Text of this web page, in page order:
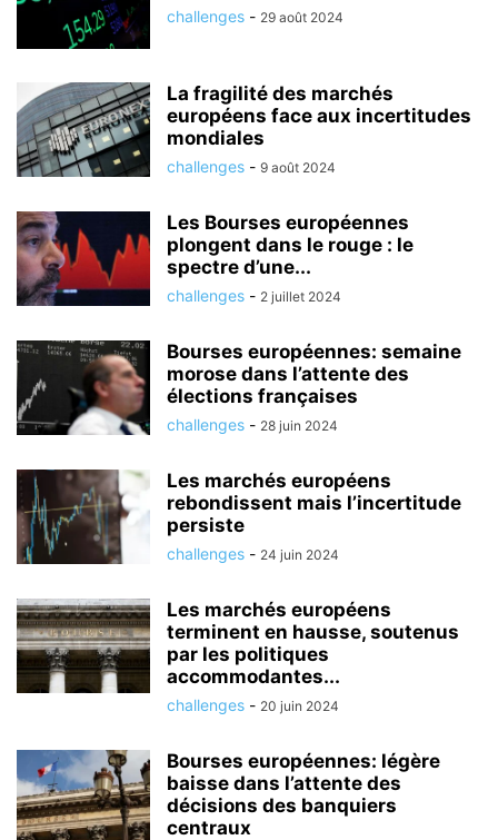
challenges - 29 août 2024
La fragilité des marchés
européens face aux incertitudes
mondiales
challenges - 9 août 2024
Les Bourses européennes
plongent dans le rouge : le
spectre d’une...
challenges - 2 juillet 2024
Bourses européennes: semaine
morose dans l’attente des
élections françaises
challenges - 28 juin 2024
Les marchés européens
rebondissent mais l’incertitude
persiste
challenges - 24 juin 2024
Les marchés européens
terminent en hausse, soutenus
par les politiques
accommodantes...
challenges - 20 juin 2024
Bourses européennes: légère
baisse dans l’attente des
décisions des banquiers
centraux